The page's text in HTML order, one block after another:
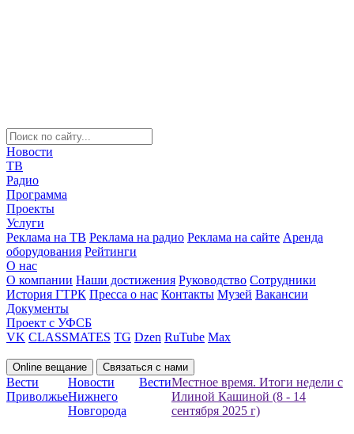
Новости
ТВ
Радио
Программа
Проекты
Услуги
Реклама на ТВ Реклама на радио Реклама на сайте Аренда
оборудования Рейтинги
О нас
О компании Наши достижения Руководство Сотрудники
История ГТРК Пресса о нас Контакты Музей Вакансии
Документы
Проект с УФСБ
VK CLASSMATES TG Dzen RuTube Max
Online вещание Связаться с нами
Вести
Приволжье
Новости
Нижнего
Новгорода
ВестиМестное время. Итоги недели с
Илиной Кашиной (8 - 14
сентября 2025 г)